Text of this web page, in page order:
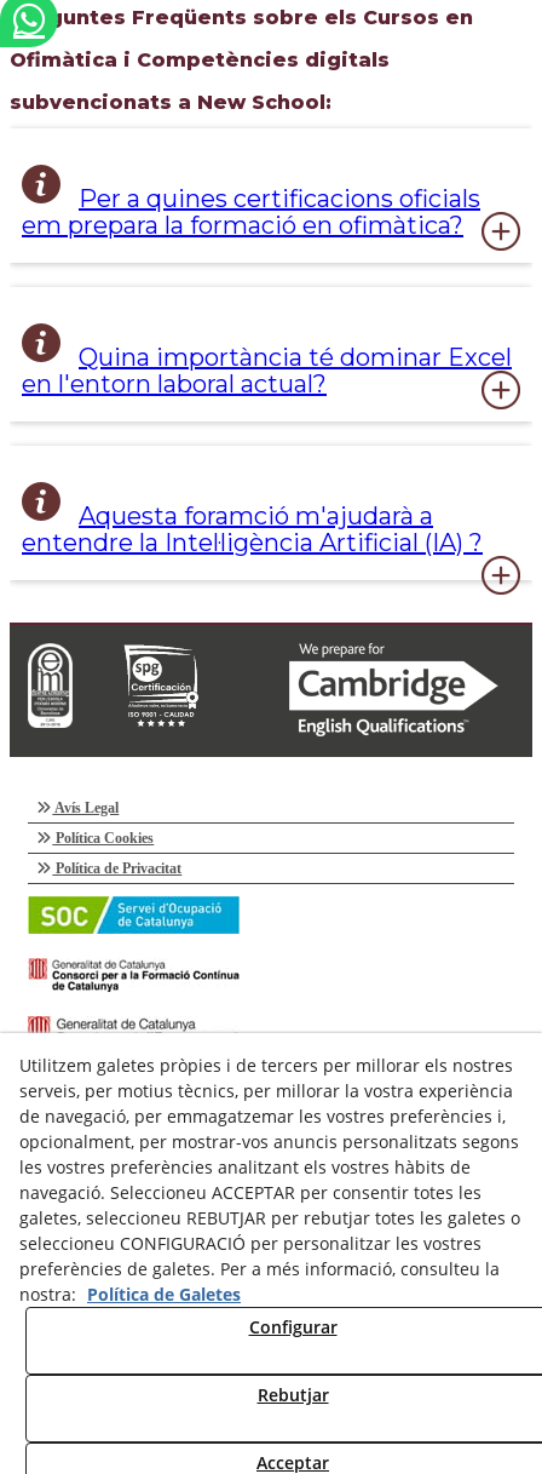
Preguntes Freqüents sobre els Cursos en
Ofimàtica i Competències digitals
subvencionats a New School:
Per a quines certificacions oficials
em prepara la formació en ofimàtica?
Quina importància té dominar Excel
en l'entorn laboral actual?
Aquesta foramció m'ajudarà a
entendre la Intel·ligència Artificial (IA) ?
Avís Legal
Política Cookies
Política de Privacitat
C/ Talladell, 7-9 Baixos
25300 Tàrrega(Lleida)
Espanya
973 311 143
Utilitzem galetes pròpies i de tercers per millorar els nostres
serveis, per motius tècnics, per millorar la vostra experiència
de navegació, per emmagatzemar les vostres preferències i,
opcionalment, per mostrar-vos anuncis personalitzats segons
les vostres preferències analitzant els vostres hàbits de
navegació. Seleccioneu ACCEPTAR per consentir totes les
galetes, seleccioneu REBUTJAR per rebutjar totes les galetes o
seleccioneu CONFIGURACIÓ per personalitzar les vostres
preferències de galetes. Per a més informació, consulteu la
nostra: Política de Galetes
Configurar
Rebutjar
Acceptar